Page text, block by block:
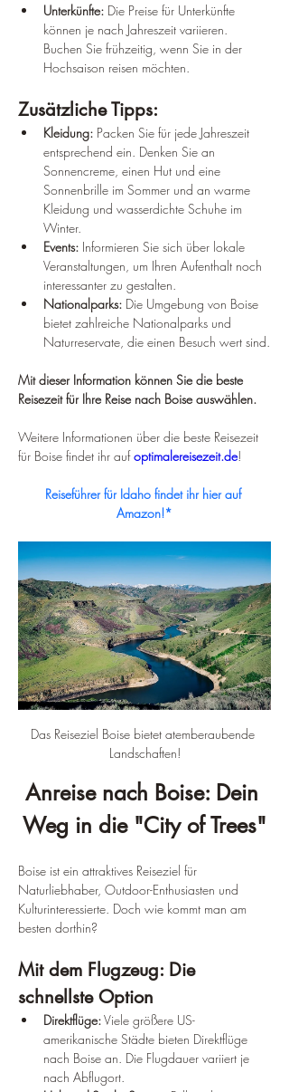
Unterkünfte: Die Preise für Unterkünfte
können je nach Jahreszeit variieren.
Buchen Sie frühzeitig, wenn Sie in der
Hochsaison reisen möchten.
Zusätzliche Tipps:
Kleidung: Packen Sie für jede Jahreszeit
entsprechend ein. Denken Sie an
Sonnencreme, einen Hut und eine
Sonnenbrille im Sommer und an warme
Kleidung und wasserdichte Schuhe im
Winter.
Events: Informieren Sie sich über lokale
Veranstaltungen, um Ihren Aufenthalt noch
interessanter zu gestalten.
Nationalparks: Die Umgebung von Boise
bietet zahlreiche Nationalparks und
Naturreservate, die einen Besuch wert sind.
Mit dieser Information können Sie die beste
Reisezeit für Ihre Reise nach Boise auswählen.
Weitere Informationen über die beste Reisezeit
für Boise findet ihr auf optimalereisezeit.de!
Reiseführer für Idaho findet ihr hier auf
Amazon!*
Das Reiseziel Boise bietet atemberaubende
Landschaften!
Anreise nach Boise: Dein
Weg in die "City of Trees"
Boise ist ein attraktives Reiseziel für
Naturliebhaber, Outdoor-Enthusiasten und
Kulturinteressierte. Doch wie kommt man am
besten dorthin?
Mit dem Flugzeug: Die
schnellste Option
Direktflüge: Viele größere US-
amerikanische Städte bieten Direktflüge
nach Boise an. Die Flugdauer variiert je
nach Abflugort.